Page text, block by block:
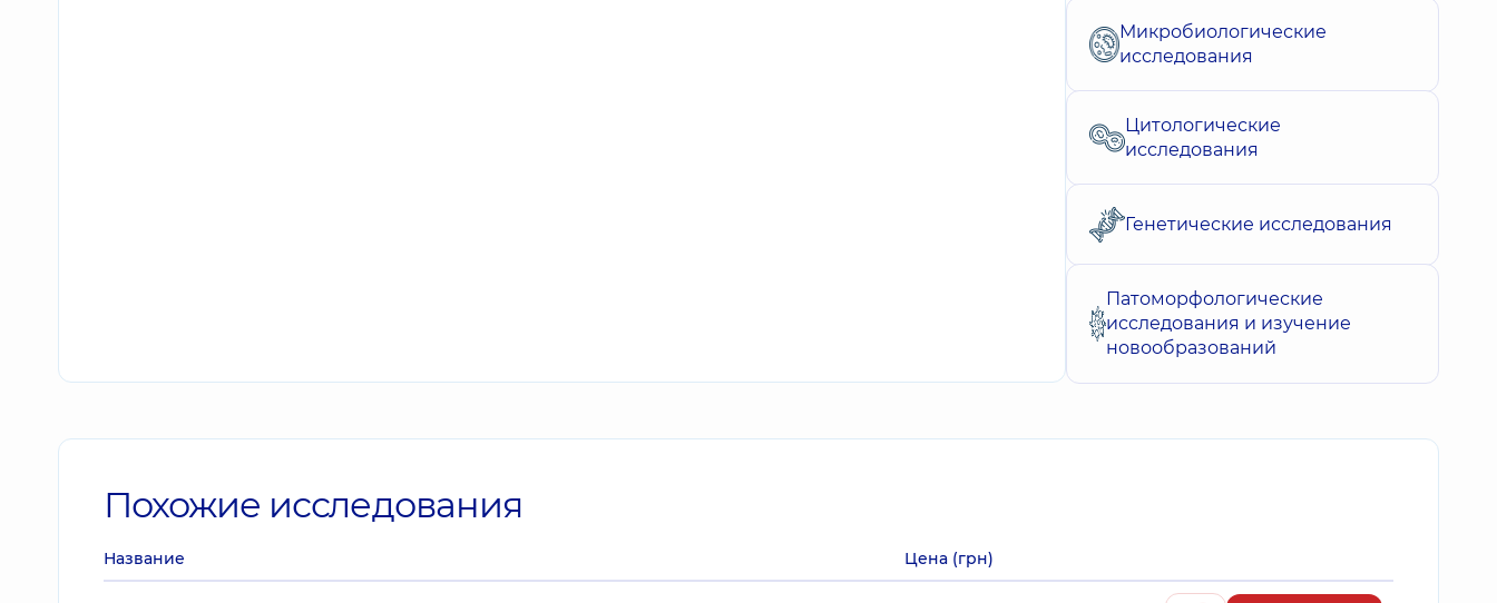
Микробиологические
исследования
Цитологические
исследования
Генетические исследования
Патоморфологические
исследования и изучение
новообразований
Похожие исследования
Название Цена (грн)